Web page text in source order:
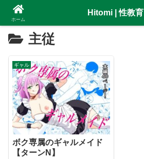
主従
ギャル
ボク専属のギャルメイド
【ターンN】
ホーム
Hitomi | 性教育